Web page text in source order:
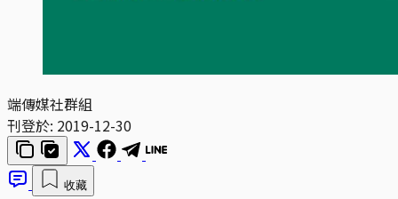
端傳媒社群組
刊登於: 2019-12-30
收藏